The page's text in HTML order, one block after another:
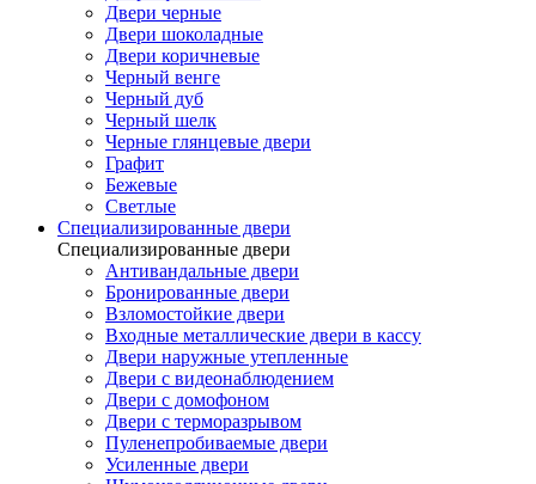
Двери черные
Двери шоколадные
Двери коричневые
Черный венге
Черный дуб
Черный шелк
Черные глянцевые двери
Графит
Бежевые
Светлые
Специализированные двери
Специализированные двери
Антивандальные двери
Бронированные двери
Взломостойкие двери
Входные металлические двери в кассу
Двери наружные утепленные
Двери с видеонаблюдением
Двери с домофоном
Двери с терморазрывом
Пуленепробиваемые двери
Усиленные двери